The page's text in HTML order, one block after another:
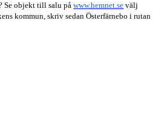
Se objekt till salu påwww.hemnet.se välj
kommun, skriv sedan Österfärnebo i rutan